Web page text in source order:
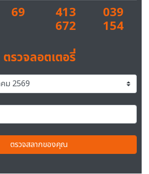
69 413
672
039
154
ตรวจลอตเตอรี่
ตรวจสลากของคุณ